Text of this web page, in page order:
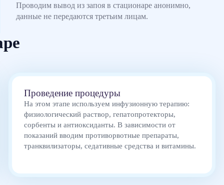
Проводим вывод из запоя в стационаре анонимно,
данные не передаются третьим лицам.
Проведение процедуры
На этом этапе используем инфузионную терапию:
физиологический раствор, гепатопротекторы,
сорбенты и антиоксиданты. В зависимости от
показаний вводим противорвотные препараты,
транквилизаторы, седативные средства и витамины.